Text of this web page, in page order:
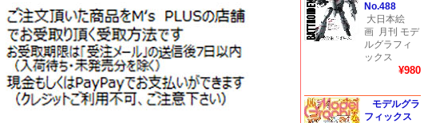
No.488
大日本絵
画 月刊 モデ
ルグラフィ
ックス
¥980
モデルグラ
フィックス